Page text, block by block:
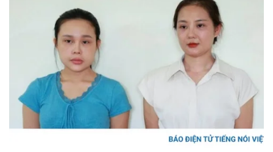
Chứng khoán
Giá cà phê